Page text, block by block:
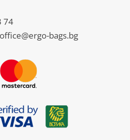
74
office@ergo-bags.bg